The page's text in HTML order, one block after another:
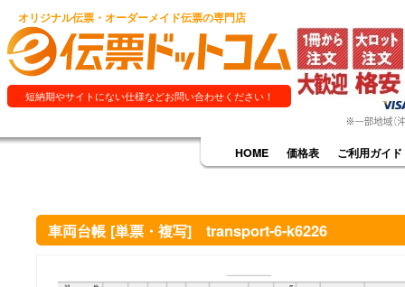
オリジナル伝票・オーダーメイド伝票の専門店
短納期やサイトにない仕様などお問い合わせください！
HOME 価格表 ご利用ガイド
車両台帳 [単票・複写] transport-6-k6226